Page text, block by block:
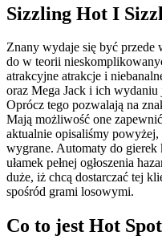
Sizzling Hot I
Znany wydaje się być przede
do w teorii
atrakcyjne atrakcje i
oraz Mega Jack i ich
Oprócz tego pozwalają na
Mają możliwość one
aktualnie opisaliśmy
wygrane. Automaty do
ułamek pełnej ogłoszenia
duże, iż chcą dostarczać tej
spośród grami losowymi.
Co to jest Hot